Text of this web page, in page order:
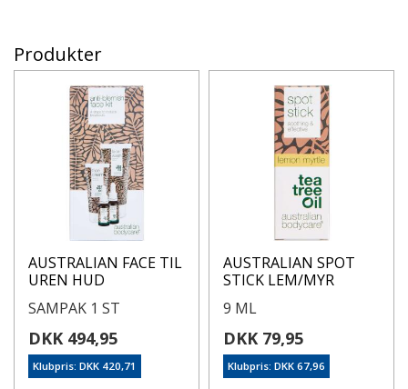
Produkter
AUSTRALIAN FACE TIL
UREN HUD
SAMPAK 1 ST
DKK 494,95
Klubpris: DKK 420,71
AUSTRALIAN SPOT
STICK LEM/MYR
9 ML
DKK 79,95
Klubpris: DKK 67,96